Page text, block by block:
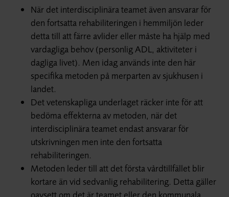
När det interdisciplinära teamet även ansvarar för
den fortsatta rehabiliteringen i hemmiljön leder
detta till att färre avlider eller måste ha hjälp med
vardagliga behov (personlig ADL, aktiviteter i
dagliga livet). Men idag används inte den här
specifika metoden på merparten av sjukhusen i
landet.
Det vetenskapliga underlaget räcker inte för att
bedöma effekterna av metoden, när det
interdisciplinära teamet endast ansvarar för
utskrivningen men inte den fortsatta
rehabiliteringen.
Metoden leder till att det första vårdtillfället blir
kortare än vid sedvanlig rehabilitering. Detta gäller